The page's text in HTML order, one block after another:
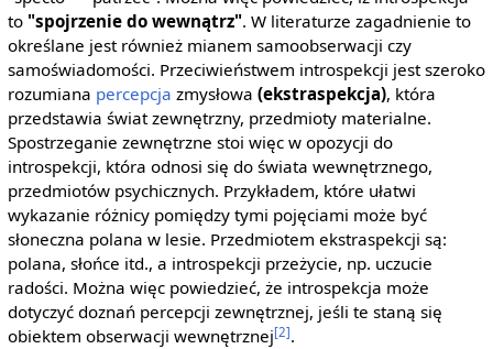
to "spojrzenie do wewnątrz". W literaturze zagadnienie to
określane jest również mianem samoobserwacji czy
samoświadomości. Przeciwieństwem introspekcji jest szeroko
rozumiana percepcja zmysłowa (ekstraspekcja), która
przedstawia świat zewnętrzny, przedmioty materialne.
Spostrzeganie zewnętrzne stoi więc w opozycji do
introspekcji, która odnosi się do świata wewnętrznego,
przedmiotów psychicznych. Przykładem, które ułatwi
wykazanie różnicy pomiędzy tymi pojęciami może być
słoneczna polana w lesie. Przedmiotem ekstraspekcji są:
polana, słońce itd., a introspekcji przeżycie, np. uczucie
radości. Można więc powiedzieć, że introspekcja może
dotyczyć doznań percepcji zewnętrznej, jeśli te staną się
obiektem obserwacji wewnętrznej[2].